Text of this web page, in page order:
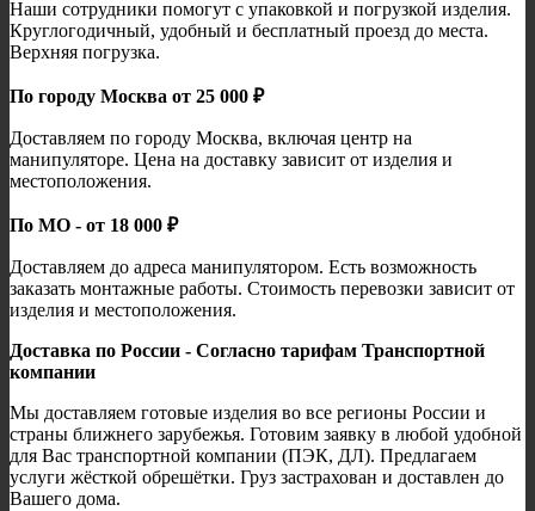
Наши сотрудники помогут с упаковкой и погрузкой изделия.
Круглогодичный, удобный и бесплатный проезд до места.
Верхняя погрузка.
По городу Москва от 25 000 ₽
Доставляем по городу Москва, включая центр на
манипуляторе. Цена на доставку зависит от изделия и
местоположения.
По МО - от 18 000 ₽
Доставляем до адреса манипулятором. Есть возможность
заказать монтажные работы. Стоимость перевозки зависит от
изделия и местоположения.
Доставка по России - Согласно тарифам Транспортной
компании
Мы доставляем готовые изделия во все регионы России и
страны ближнего зарубежья. Готовим заявку в любой удобной
для Вас транспортной компании (ПЭК, ДЛ). Предлагаем
услуги жёсткой обрешётки. Груз застрахован и доставлен до
Вашего дома.